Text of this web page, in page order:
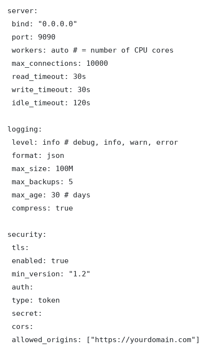
server:
bind: "0.0.0.0"
port: 9090
workers: auto # = number of CPU cores
max_connections: 10000
read_timeout: 30s
write_timeout: 30s
idle_timeout: 120s
logging:
level: info # debug, info, warn, error
format: json
max_size: 100M
max_backups: 5
max_age: 30 # days
compress: true
security:
tls:
enabled: true
min_version: "1.2"
auth:
type: token
secret:
cors:
allowed_origins: ["https://yourdomain.com"]